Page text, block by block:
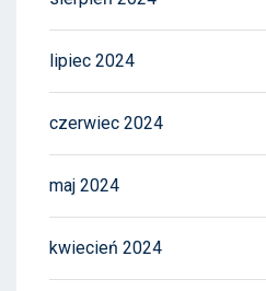
lipiec 2024
czerwiec 2024
maj 2024
kwiecień 2024